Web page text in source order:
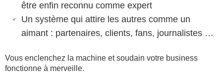
être enfin reconnu comme expert
Un système qui attire les autres comme un
aimant : partenaires, clients, fans, journalistes …
Vous enclenchez la machine et soudain votre business
fonctionne à merveille.